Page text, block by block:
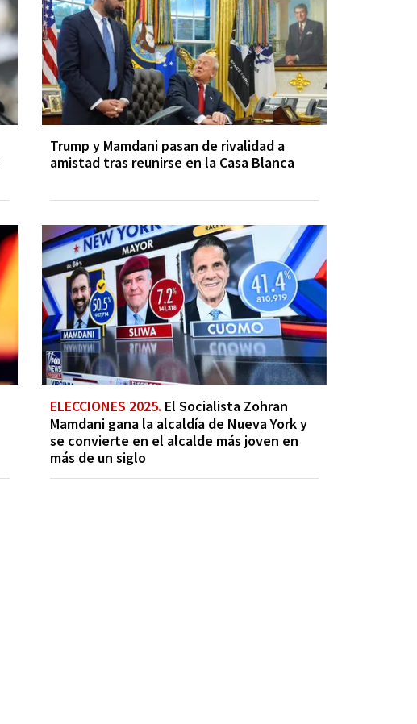
Trump y Mamdani pasan de rivalidad a
amistad tras reunirse en la Casa Blanca
ELECCIONES 2025. El Socialista Zohran
Mamdani gana la alcaldía de Nueva York y
se convierte en el alcalde más joven en
más de un siglo